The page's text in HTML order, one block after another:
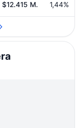
$12.415 M. 1,44%